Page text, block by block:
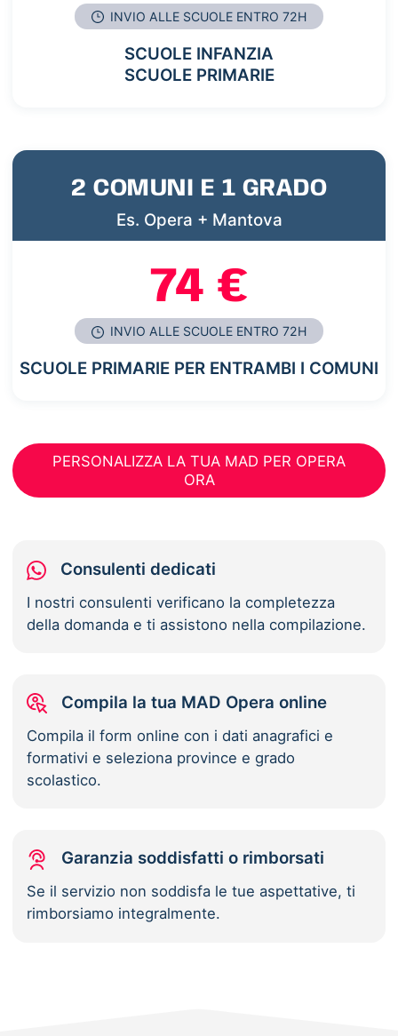
INVIO ALLE SCUOLE ENTRO 72H
SCUOLE INFANZIA
SCUOLE PRIMARIE
2 COMUNI E 1 GRADO
Es. Opera + Mantova
74 €
INVIO ALLE SCUOLE ENTRO 72H
SCUOLE PRIMARIE PER ENTRAMBI I COMUNI
PERSONALIZZA LA TUA MAD PER OPERA
ORA
Consulenti dedicati
I nostri consulenti verificano la completezza
della domanda e ti assistono nella compilazione.
Compila la tua MAD Opera online
Compila il form online con i dati anagrafici e
formativi e seleziona province e grado
scolastico.
Garanzia soddisfatti o rimborsati
Se il servizio non soddisfa le tue aspettative, ti
rimborsiamo integralmente.